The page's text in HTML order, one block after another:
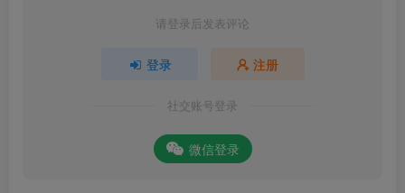
请登录后发表评论
登录 注册
社交账号登录
微信登录